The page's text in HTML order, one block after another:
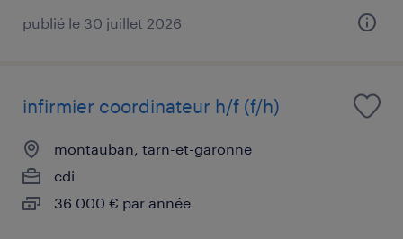
publié le 30 juillet 2026
infirmier coordinateur h/f (f/h)
montauban, tarn-et-garonne
cdi
36 000 € par année